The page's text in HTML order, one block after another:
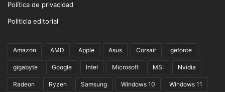
Política de privacidad
Politicia editorial
Amazon AMD Apple Asus Corsair geforce
gigabyte Google Intel Microsoft MSI Nvidia
Radeon Ryzen Samsung Windows 10 Windows 11